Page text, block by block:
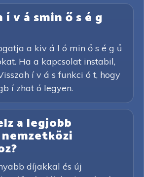
í v á smin ő s é g
a kiv á l ó min ő s é g ű
Ha a kapcsolat instabil,
í v á s funkci ó t, hogy
í zhat ó legyen.
a legjobb
díjakkal és új